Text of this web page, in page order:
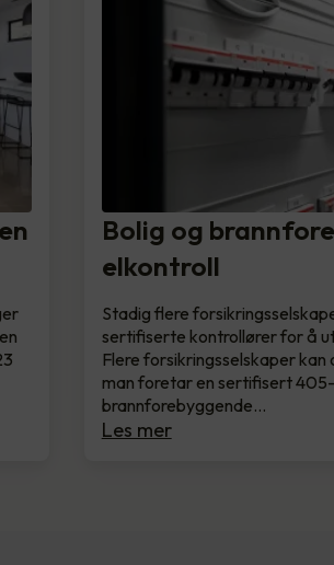
Bolig og
elkontroll
Stadig flere
sertifiserte kontrollører for å
Flere forsikringsselskaper kan
man foretar en sertifisert
brannforebyggende…
Les mer